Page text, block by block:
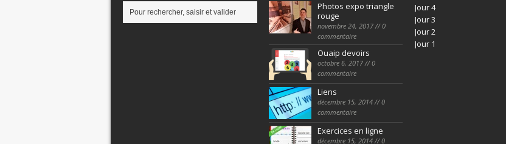
Photos expo triangle
rouge
novembre 24, 2017 // 0
commentaire
Ouaip devoirs
octobre 6, 2017 // 0
commentaire
Liens
décembre 15, 2014 // 0
commentaire
Exercices en ligne
décembre 15, 2014 // 0
Jour 4
Jour 3
Jour 2
Jour 1